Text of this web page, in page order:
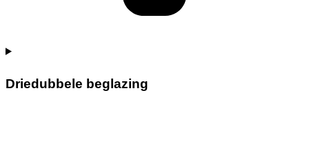
Driedubbele beglazing